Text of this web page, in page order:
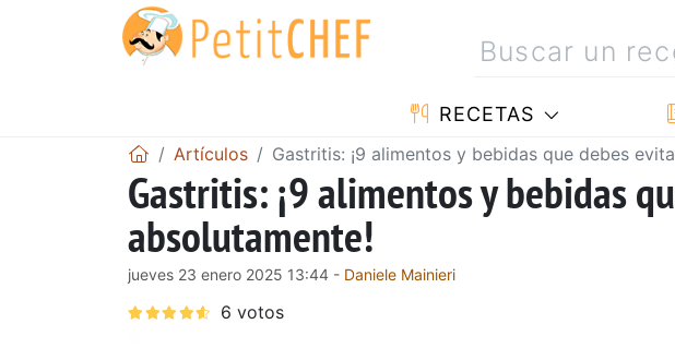
RECETAS
Artículos Gastritis: ¡9 alimentos y bebidas que debes
Gastritis: ¡9 alimentos y bebidas
absolutamente!
jueves 23 enero 2025 13:44 - Daniele Mainieri